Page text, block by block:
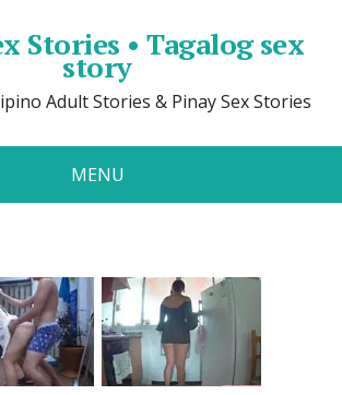
Stories • Tagalog sex
story
Adult Stories & Pinay Sex Stories
MENU